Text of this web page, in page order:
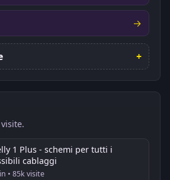
1 Plus - schemi per tutti i
cablaggi
• 85k visite